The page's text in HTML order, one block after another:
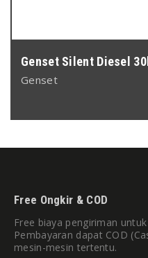
Genset Silent Diesel
Genset
Free Ongkir & COD
Free biaya pengiriman
Pembayaran dapat COD
mesin-mesin tertentu.